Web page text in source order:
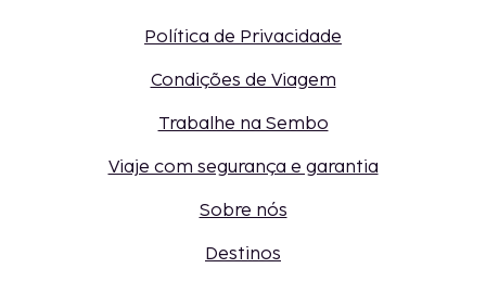
Política de Privacidade
Condições de Viagem
Trabalhe na Sembo
Viaje com segurança e garantia
Sobre nós
Destinos